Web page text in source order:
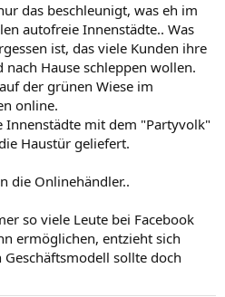
das beschleunigt, was eh im
autofreie Innenstädte.. Was
ist, das viele Kunden ihre
Hause schleppen wollen.
der grünen Wiese im
online.
Innenstädte mit dem "Partyvolk"
Haustür geliefert.
die Onlinehändler..
so viele Leute bei Facebook
ermöglichen, entzieht sich
sollte doch